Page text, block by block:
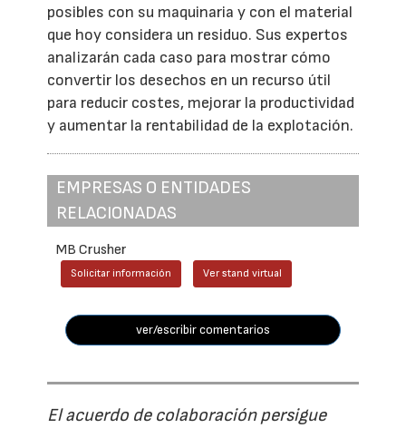
posibles con su maquinaria y con el material
que hoy considera un residuo. Sus expertos
analizarán cada caso para mostrar cómo
convertir los desechos en un recurso útil
para reducir costes, mejorar la productividad
y aumentar la rentabilidad de la explotación.
EMPRESAS O ENTIDADES
RELACIONADAS
MB Crusher
Solicitar información Ver stand virtual
ver/escribir comentarios
El acuerdo de colaboración persigue